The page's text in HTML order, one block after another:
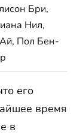
Бри,
Нил,
Пол Бен-
его
время
в